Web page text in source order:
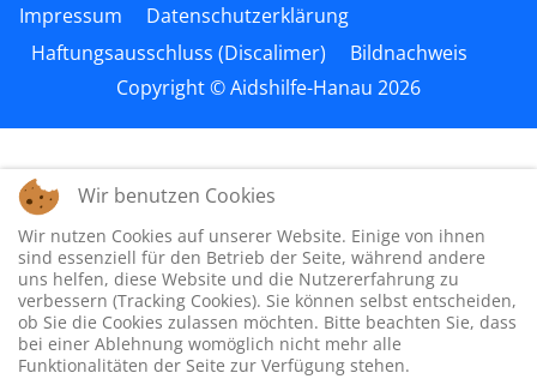
Impressum
Datenschutzerklärung
Haftungsausschluss (Discalimer)
Bildnachweis
Copyright © Aidshilfe-Hanau 2026
Wir benutzen Cookies
Wir nutzen Cookies auf unserer Website. Einige von ihnen
sind essenziell für den Betrieb der Seite, während andere
uns helfen, diese Website und die Nutzererfahrung zu
verbessern (Tracking Cookies). Sie können selbst entscheiden,
ob Sie die Cookies zulassen möchten. Bitte beachten Sie, dass
bei einer Ablehnung womöglich nicht mehr alle
Funktionalitäten der Seite zur Verfügung stehen.